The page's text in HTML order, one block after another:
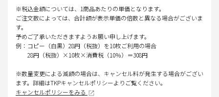
※税込金額については、1商品あたりの単価となります。
ご注文数によっては、合計額が表示単価の倍数と異なる場合がございま
す。
予めご了承いただきますようお願い申し上げます。
例：コピー（白黒）28円（税抜）を10枚ご利用の場合
28円（税抜）×10枚×消費税（10％）＝308円
※数量変更による減額の場合は、キャンセル料が発生する場合がござい
ます。詳細はTKPキャンセルポリシーよりご覧ください。
キャンセルポリシーをみる